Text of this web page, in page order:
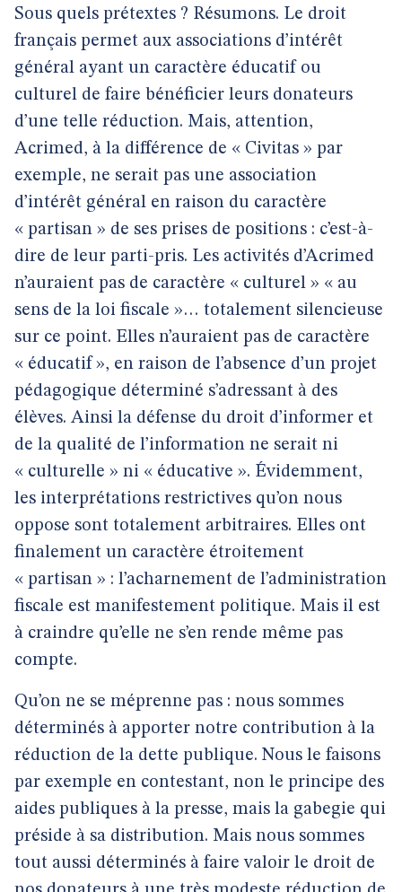
Sous quels prétextes ? Résumons. Le droit
français permet aux associations d’intérêt
général ayant un caractère éducatif ou
culturel de faire bénéficier leurs donateurs
d’une telle réduction. Mais, attention,
Acrimed, à la différence de « Civitas » par
exemple, ne serait pas une association
d’intérêt général en raison du caractère
« partisan » de ses prises de positions : c’est-à-
dire de leur parti-pris. Les activités d’Acrimed
n’auraient pas de caractère « culturel » « au
sens de la loi fiscale »… totalement silencieuse
sur ce point. Elles n’auraient pas de caractère
« éducatif », en raison de l’absence d’un projet
pédagogique déterminé s’adressant à des
élèves. Ainsi la défense du droit d’informer et
de la qualité de l’information ne serait ni
« culturelle » ni « éducative ». Évidemment,
les interprétations restrictives qu’on nous
oppose sont totalement arbitraires. Elles ont
finalement un caractère étroitement
« partisan » : l’acharnement de l’administration
fiscale est manifestement politique. Mais il est
à craindre qu’elle ne s’en rende même pas
compte.
Qu’on ne se méprenne pas : nous sommes
déterminés à apporter notre contribution à la
réduction de la dette publique. Nous le faisons
par exemple en contestant, non le principe des
aides publiques à la presse, mais la gabegie qui
préside à sa distribution. Mais nous sommes
tout aussi déterminés à faire valoir le droit de